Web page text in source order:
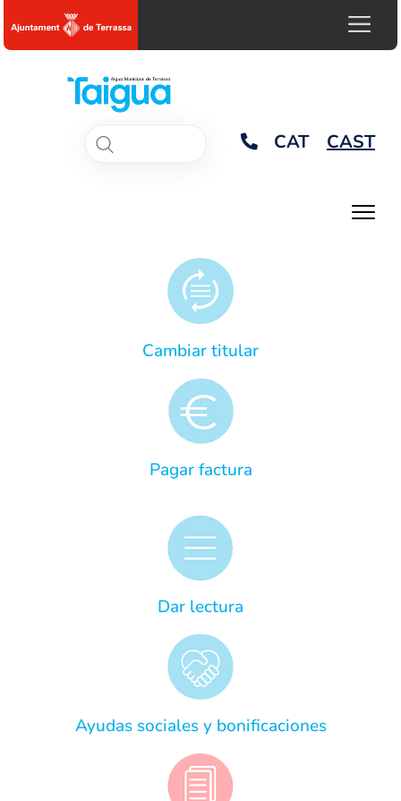
CAT CAST
Cambiar titular
Pagar factura
Dar lectura
Ayudas sociales y bonificaciones